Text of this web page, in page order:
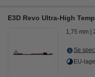
E3D Revo Ultra-High
1,75 mm
Se
EU-